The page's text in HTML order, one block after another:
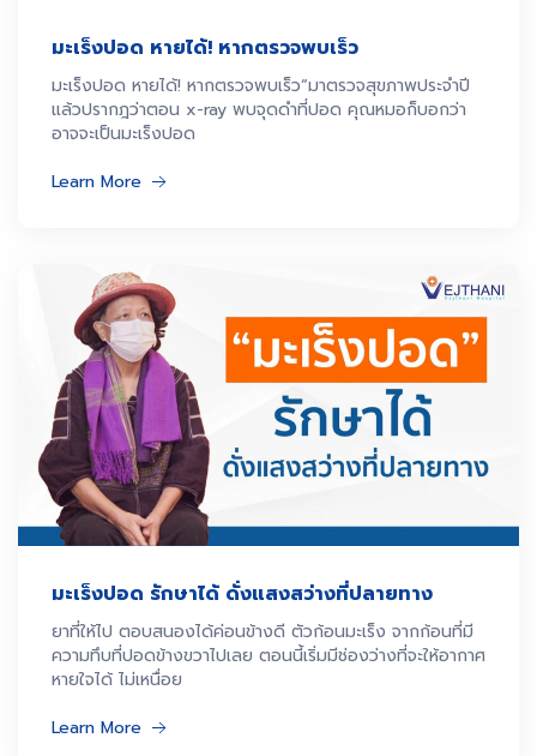
มะเร็งปอด หายได้! หากตรวจพบเร็ว
มะเร็งปอด หายได้! หากตรวจพบเร็ว“มาตรวจสุขภาพประจำปี
แล้วปรากฎว่าตอน x-ray พบจุดดำที่ปอด คุณหมอก็บอกว่า
อาจจะเป็นมะเร็งปอด
Learn More
มะเร็งปอด รักษาได้ ดั่งแสงสว่างที่ปลายทาง
ยาที่ให้ไป ตอบสนองได้ค่อนข้างดี ตัวก้อนมะเร็ง จากก้อนที่มี
ความทึบที่ปอดข้างขวาไปเลย ตอนนี้เริ่มมีช่องว่างที่จะให้อากาศ
หายใจได้ ไม่เหนื่อย
Learn More